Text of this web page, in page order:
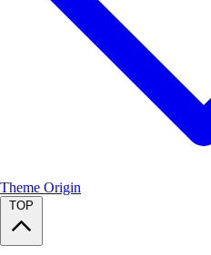
Theme Origin
TOP